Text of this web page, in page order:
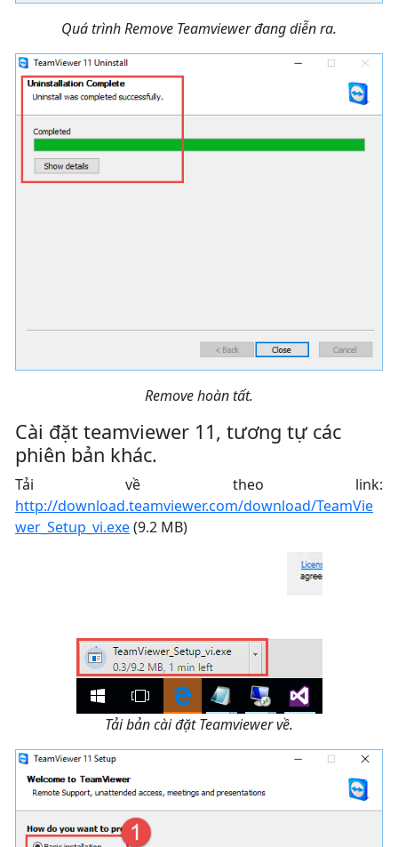
Quá trình Remove Teamviewer đang diễn ra.
Remove hoàn tất.
Cài đặt teamviewer 11, tương tự các
phiên bản khác.
Tải về theo link:
http://download.teamviewer.com/download/TeamVie
wer_Setup_vi.exe(9.2 MB)
Tải bản cài đặt Teamviewer về.